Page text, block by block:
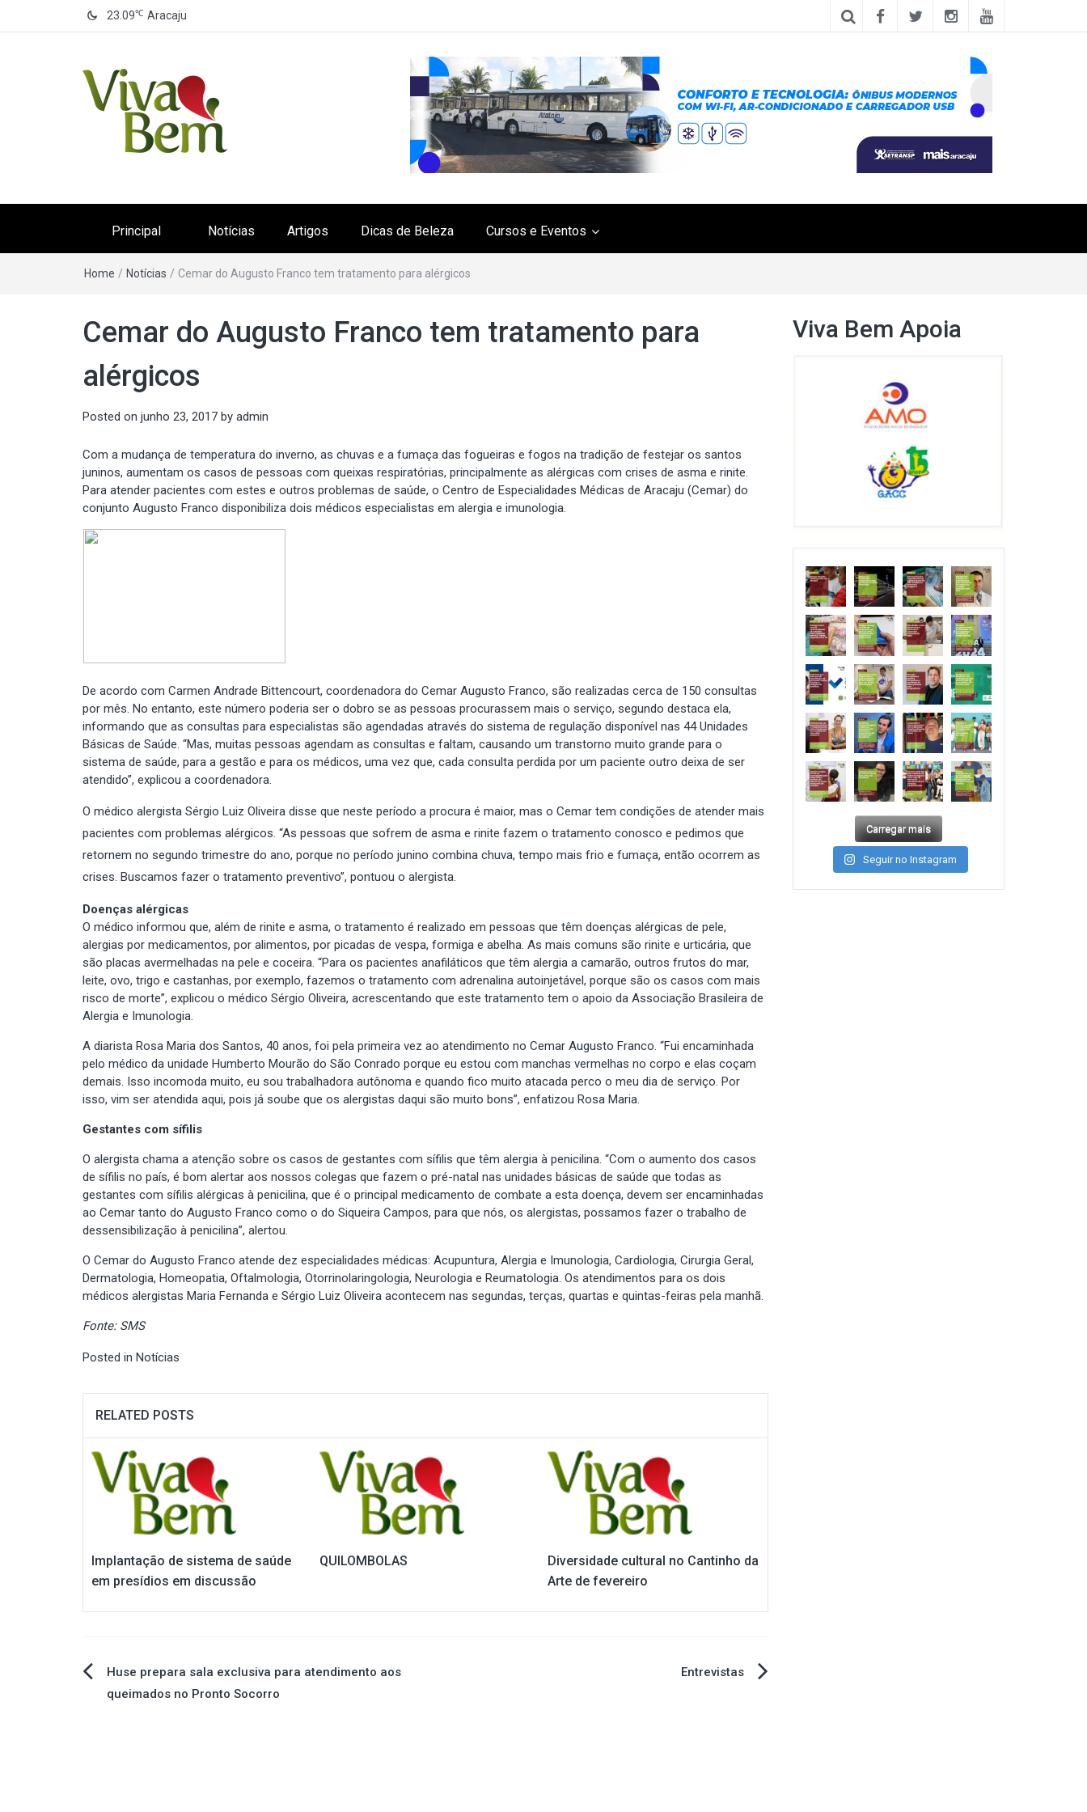
23.09℃ Aracaju
Principal Notícias Artigos Dicas de Beleza Cursos e Eventos
Home / Notícias / Cemar do Augusto Franco tem tratamento para alérgicos
Cemar do Augusto Franco tem tratamento para
alérgicos
Posted on junho 23, 2017 by admin
Com a mudança de temperatura do inverno, as chuvas e a fumaça das fogueiras e fogos na tradição de festejar os santos
juninos, aumentam os casos de pessoas com queixas respiratórias, principalmente as alérgicas com crises de asma e rinite.
Para atender pacientes com estes e outros problemas de saúde, o Centro de Especialidades Médicas de Aracaju (Cemar) do
conjunto Augusto Franco disponibiliza dois médicos especialistas em alergia e imunologia.
De acordo com Carmen Andrade Bittencourt, coordenadora do Cemar Augusto Franco, são realizadas cerca de 150 consultas
por mês. No entanto, este número poderia ser o dobro se as pessoas procurassem mais o serviço, segundo destaca ela,
informando que as consultas para especialistas são agendadas através do sistema de regulação disponível nas 44 Unidades
Básicas de Saúde. “Mas, muitas pessoas agendam as consultas e faltam, causando um transtorno muito grande para o
sistema de saúde, para a gestão e para os médicos, uma vez que, cada consulta perdida por um paciente outro deixa de ser
atendido”, explicou a coordenadora.
O médico alergista Sérgio Luiz Oliveira disse que neste período a procura é maior, mas o Cemar tem condições de atender mais
pacientes com problemas alérgicos. “As pessoas que sofrem de asma e rinite fazem o tratamento conosco e pedimos que
retornem no segundo trimestre do ano, porque no período junino combina chuva, tempo mais frio e fumaça, então ocorrem as
crises. Buscamos fazer o tratamento preventivo”, pontuou o alergista.
Doenças alérgicas
O médico informou que, além de rinite e asma, o tratamento é realizado em pessoas que têm doenças alérgicas de pele,
alergias por medicamentos, por alimentos, por picadas de vespa, formiga e abelha. As mais comuns são rinite e urticária, que
são placas avermelhadas na pele e coceira. “Para os pacientes anafiláticos que têm alergia a camarão, outros frutos do mar,
leite, ovo, trigo e castanhas, por exemplo, fazemos o tratamento com adrenalina autoinjetável, porque são os casos com mais
risco de morte”, explicou o médico Sérgio Oliveira, acrescentando que este tratamento tem o apoio da Associação Brasileira de
Alergia e Imunologia.
A diarista Rosa Maria dos Santos, 40 anos, foi pela primeira vez ao atendimento no Cemar Augusto Franco. “Fui encaminhada
pelo médico da unidade Humberto Mourão do São Conrado porque eu estou com manchas vermelhas no corpo e elas coçam
demais. Isso incomoda muito, eu sou trabalhadora autônoma e quando fico muito atacada perco o meu dia de serviço. Por
isso, vim ser atendida aqui, pois já soube que os alergistas daqui são muito bons”, enfatizou Rosa Maria.
Gestantes com sífilis
O alergista chama a atenção sobre os casos de gestantes com sífilis que têm alergia à penicilina. “Com o aumento dos casos
de sífilis no país, é bom alertar aos nossos colegas que fazem o pré-natal nas unidades básicas de saúde que todas as
gestantes com sífilis alérgicas à penicilina, que é o principal medicamento de combate a esta doença, devem ser encaminhadas
ao Cemar tanto do Augusto Franco como o do Siqueira Campos, para que nós, os alergistas, possamos fazer o trabalho de
dessensibilização à penicilina”, alertou.
O Cemar do Augusto Franco atende dez especialidades médicas: Acupuntura, Alergia e Imunologia, Cardiologia, Cirurgia Geral,
Dermatologia, Homeopatia, Oftalmologia, Otorrinolaringologia, Neurologia e Reumatologia. Os atendimentos para os dois
médicos alergistas Maria Fernanda e Sérgio Luiz Oliveira acontecem nas segundas, terças, quartas e quintas-feiras pela manhã.
Fonte: SMS
Posted in Notícias
RELATED POSTS
Implantação de sistema de saúde
em presídios em discussão
QUILOMBOLAS
Diversidade cultural no Cantinho da
Arte de fevereiro
Navegação
Huse prepara sala exclusiva para atendimento aos
queimados no Pronto Socorro
Entrevistas
Viva Bem Apoia
Carregar mais
Seguir no Instagram